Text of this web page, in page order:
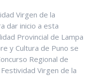
Virgen de la
dar inicio a esta
Provincial de Lampa
y Cultura de Puno se
Regional de
Virgen de la